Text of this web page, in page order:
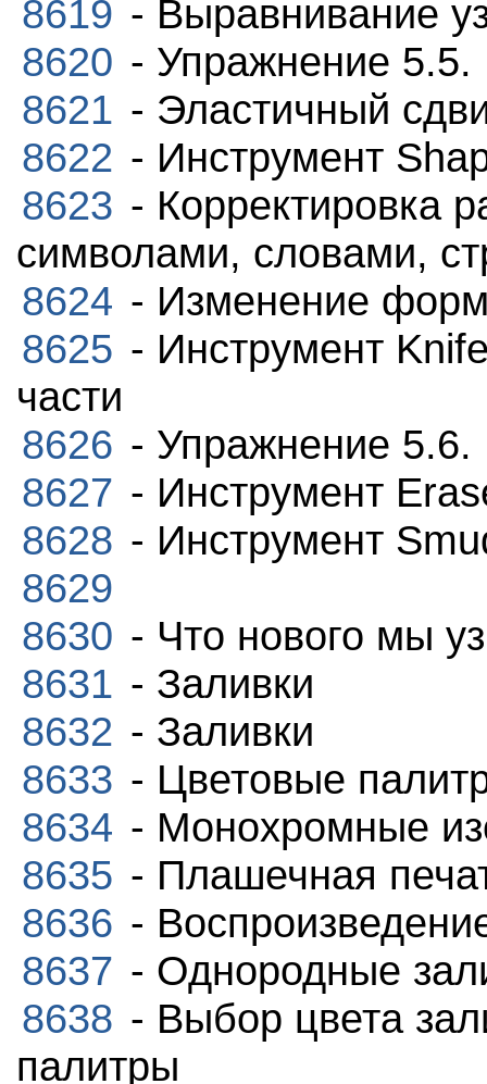
8619 - Выравнивание
8620 - Упражнение 5.5.
8621 - Эластичный
8622 - Инструмент
8623 - Корректировка
символами, словами,
8624 - Изменение
8625 - Инструмент
части
8626 - Упражнение 5.6.
8627 - Инструмент
8628 - Инструмент
8629
8630 - Что нового мы
8631 - Заливки
8632 - Заливки
8633 - Цветовые
8634 - Монохромные
8635 - Плашечная
8636 -
8637 - Однородные
8638 - Выбор цвета
палитры